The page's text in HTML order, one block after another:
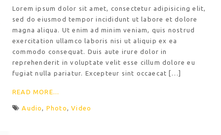
Lorem ipsum dolor sit amet, consectetur adipisicing elit,
sed do eiusmod tempor incididunt ut labore et dolore
magna aliqua. Ut enim ad minim veniam, quis nostrud
exercitation ullamco laboris nisi ut aliquip ex ea
commodo consequat. Duis aute irure dolor in
reprehenderit in voluptate velit esse cillum dolore eu
fugiat nulla pariatur. Excepteur sint occaecat […]
READ MORE...
Audio Photo ,Video